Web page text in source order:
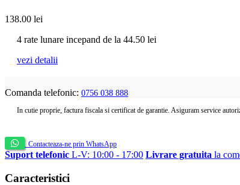
138.00 lei
4 rate lunare incepand de la 44.50 lei
vezi detalii
Comanda telefonic: 0756 038 888
In cutie proprie, factura fiscala si certificat de garantie. Asiguram service
Contacteaza-ne prin WhatsApp
Suport telefonic L-V: 10:00 - 17:00 Livrare gratuita la
Caracteristici